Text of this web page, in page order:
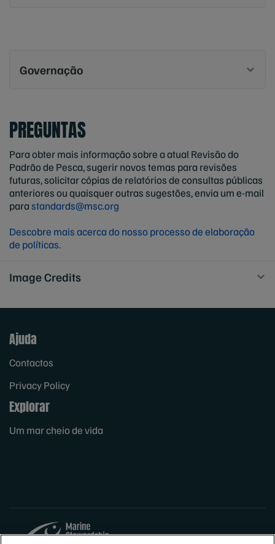
Governação
PREGUNTAS
Para obter mais informação sobre a atual Revisão do
Padrão de Pesca, sugerir novos temas para revisões
futuras, solicitar cópias de relatórios de consultas públicas
anteriores ou quaisquer outras sugestões, envia um e-mail
parastandards@msc.org
Descobre mais acerca do nosso processo de elaboração
de políticas.
Image Credits
Ajuda
Contactos
Privacy Policy
Explorar
Um mar cheio de vida